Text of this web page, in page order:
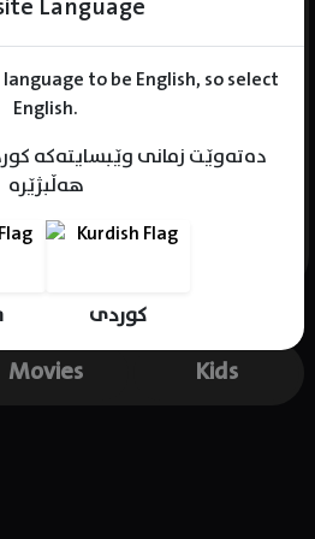
to be English, so select
English.
دەتەوێت زمانی وێبسایتەکە
هەڵبژێرە
کوردی
Movies Kids